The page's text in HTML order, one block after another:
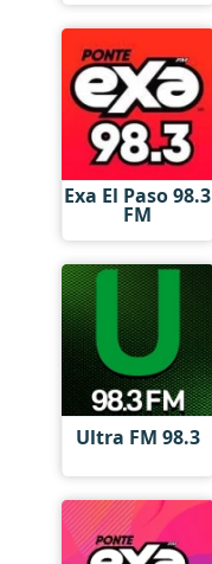
Exa El Paso 98.3
FM
Ultra FM 98.3